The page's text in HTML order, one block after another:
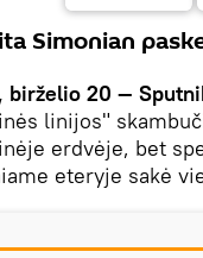
Simonian
birželio 20 —
linijos"
erdvėje, bet
eteryje sakė